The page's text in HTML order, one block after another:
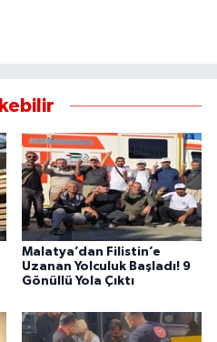
Malatya’dan Filistin’e
Uzanan Yolculuk Başladı! 9
Gönüllü Yola Çıktı